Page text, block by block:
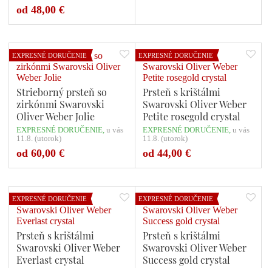
od 48,00 €Počet variant: 1
EXPRESNÉ DORUČENIE
Strieborný prsteň so
zirkónmi Swarovski
Oliver Weber Jolie
EXPRESNÉ DORUČENIE, u vás
11.8. (utorok)
od 60,00 €Počet variant: 1
EXPRESNÉ DORUČENIE
Prsteň s krištálmi
Swarovski Oliver Weber
Petite rosegold crystal
EXPRESNÉ DORUČENIE, u vás
11.8. (utorok)
od 44,00 €Počet variant: 1
EXPRESNÉ DORUČENIE
Prsteň s krištálmi
Swarovski Oliver Weber
Everlast crystal
EXPRESNÉ DORUČENIE
Prsteň s krištálmi
Swarovski Oliver Weber
Success gold crystal